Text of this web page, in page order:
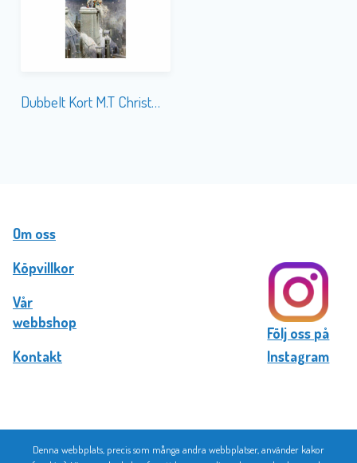
Dubbelt Kort M.T Christmas GT028 Glitter
Om oss
Köpvillkor
Vår
webbshop
Kontakt
Följ oss på
Instagram
Denna webbplats, precis som många andra webbplatser, använder kakor